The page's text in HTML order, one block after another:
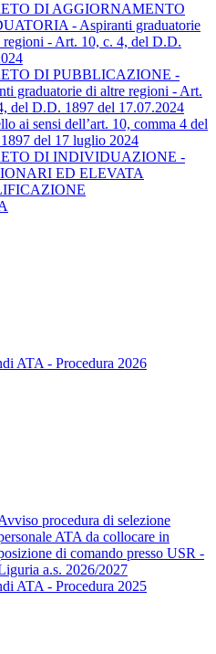
DI AGGIORNAMENTO
- Aspiranti graduatorie
regioni - Art. 10, c. 4, del D.D.
DI PUBBLICAZIONE -
graduatorie di altre regioni - Art.
del D.D. 1897 del 17.07.2024
ai sensi dell’art. 10, comma 4 del
del 17 luglio 2024
DI INDIVIDUAZIONE -
ED ELEVATA
ATA - Procedura 2026
procedura di selezione
ATA da collocare in
di comando presso USR -
a.s. 2026/2027
ATA - Procedura 2025